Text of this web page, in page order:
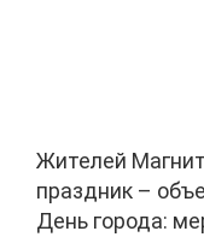
Жителей
праздник –
День города: